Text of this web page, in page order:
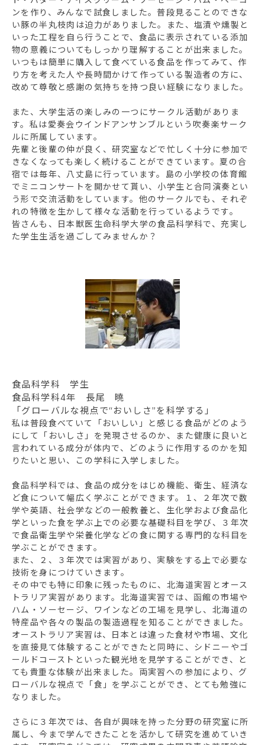
ンを作り、みんなで試食しました。普段見ることのできな
い豚の半丸枝肉は迫力がありました。また、塩漬や燻製と
いった工程を自ら行うことで、食品に表示されている添加
物の意義についてもしっかり理解することが出来ました。
いつもは簡単に購入して食べている食品を作ってみて、作
り方を考えた人や長時間かけて作っている製造者の方に、
改めて尊敬と感謝の気持ちを持つ良い経験になりました。
また、大学生活の楽しみの一つにサークル活動がありま
す。私は愛奏会ウインドアンサンブルという吹奏楽サーク
ルに所属しています。
先輩と後輩の仲が良く、研究室などで忙しく十分に参加で
きなくなっても楽しく続けることができています。夏の合
宿では毎年、八丈島に行っています。島の小学校の体育館
でミニコンサートを開かせて貰い、小学生と合同演奏とい
う形で交流活動をしています。他のサークルでも、それぞ
れの特徴を生かして様々な活動を行っているようです。
皆さんも、日本獣医生命科学大学の食品科学科で、充実し
た学生生活を過ごしてみませんか？
食品科学科 学生
食品科学科4年 長尾 曉
「グローバルな視点で“おいしさ”を科学する」
私は普段食べていて「おいしい」と感じる食品がどのよう
にして「おいしさ」を発現させるのか、また健康に良いと
言われている成分が体内で、どのように作用するのかを知
りたいと思い、この学科に入学しました。
食品科学科では、食品の成分をはじめ機能、衛生、経済な
ど食について幅広く学ぶことができます。１、２年次で数
学や英語、社会学などの一般教養と、生化学および食品化
学といった食を学ぶ上での必要な基礎科目を学び、３年次
で食品衛生学や栄養化学などの食に関する専門的な科目を
学ぶことができます。
また、２、３年次では実習があり、実験をする上で必要な
技術を身につけていきます。
その中でも特に印象に残ったものに、北海道実習とオース
トラリア実習があります。北海道実習では、函館の市場や
ハム・ソーセージ、ワインなどの工場を見学し、北海道の
特産品や各々の製品の製造過程を知ることができました。
オーストラリア実習は、日本とは違った食材や市場、文化
を直接見て体験することができたと同時に、シドニーやゴ
ールドコーストといった観光地を見学することができ、と
ても貴重な体験が出来ました。両実習への参加により、グ
ローバルな視点で「食」を学ぶことができ、とても勉強に
なりました。
さらに３年次では、各自が興味を持った分野の研究室に所
属し、今まで学んできたことを活かして研究を進めていき